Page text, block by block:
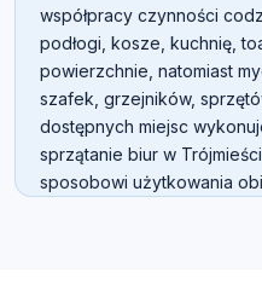
współpracy czynności
podłogi, kosze, kuchnię,
powierzchnie, natomiast
szafek, grzejników,
dostępnych miejsc
sprzątanie biur w
sposobowi użytkowania